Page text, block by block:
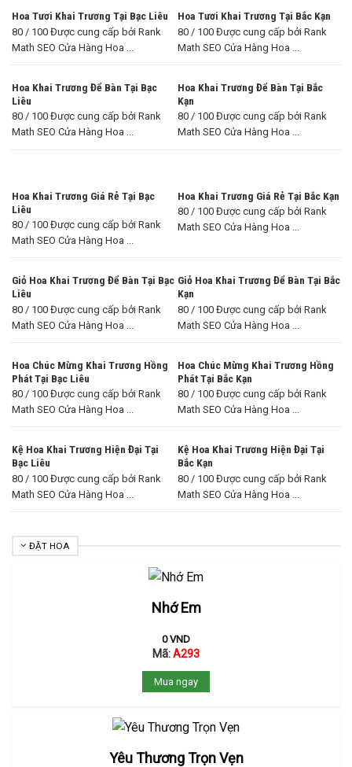
Hoa Tươi Khai Trương Tại Bạc Liêu
80 / 100 Được cung cấp bởi Rank
Math SEO Cửa Hàng Hoa ...
Hoa Tươi Khai Trương Tại Bắc Kạn
80 / 100 Được cung cấp bởi Rank
Math SEO Cửa Hàng Hoa ...
Hoa Khai Trương Để Bàn Tại Bạc
Liêu
80 / 100 Được cung cấp bởi Rank
Math SEO Cửa Hàng Hoa ...
Hoa Khai Trương Để Bàn Tại Bắc
Kạn
80 / 100 Được cung cấp bởi Rank
Math SEO Cửa Hàng Hoa ...
Hoa Khai Trương Giá Rẻ Tại Bạc
Liêu
80 / 100 Được cung cấp bởi Rank
Math SEO Cửa Hàng Hoa ...
Hoa Khai Trương Giá Rẻ Tại Bắc Kạn
80 / 100 Được cung cấp bởi Rank
Math SEO Cửa Hàng Hoa ...
Giỏ Hoa Khai Trương Để Bàn Tại Bạc
Liêu
80 / 100 Được cung cấp bởi Rank
Math SEO Cửa Hàng Hoa ...
Giỏ Hoa Khai Trương Để Bàn Tại Bắc
Kạn
80 / 100 Được cung cấp bởi Rank
Math SEO Cửa Hàng Hoa ...
Hoa Chúc Mừng Khai Trương Hồng
Phát Tại Bạc Liêu
80 / 100 Được cung cấp bởi Rank
Math SEO Cửa Hàng Hoa ...
Hoa Chúc Mừng Khai Trương Hồng
Phát Tại Bắc Kạn
80 / 100 Được cung cấp bởi Rank
Math SEO Cửa Hàng Hoa ...
Kệ Hoa Khai Trương Hiện Đại Tại
Bạc Liêu
80 / 100 Được cung cấp bởi Rank
Math SEO Cửa Hàng Hoa ...
Kệ Hoa Khai Trương Hiện Đại Tại
Bắc Kạn
80 / 100 Được cung cấp bởi Rank
Math SEO Cửa Hàng Hoa ...
ĐẶT HOA
Nhớ Em
0VND
Mã:A293
Mua ngay
Yêu Thương Trọn Vẹn